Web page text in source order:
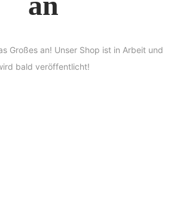
Großes an! Unser Shop ist in Arbeit und
bald veröffentlicht!